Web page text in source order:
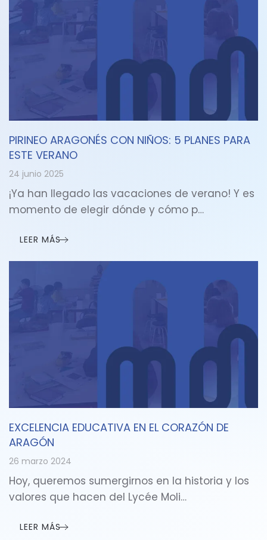
PIRINEO ARAGONÉS CON NIÑOS: 5 PLANES PARA
ESTE VERANO
24 junio 2025
¡Ya han llegado las vacaciones de verano! Y es
momento de elegir dónde y cómo p…
LEER MÁS
EXCELENCIA EDUCATIVA EN EL CORAZÓN DE
ARAGÓN
26 marzo 2024
Hoy, queremos sumergirnos en la historia y los
valores que hacen del Lycée Moli…
LEER MÁS